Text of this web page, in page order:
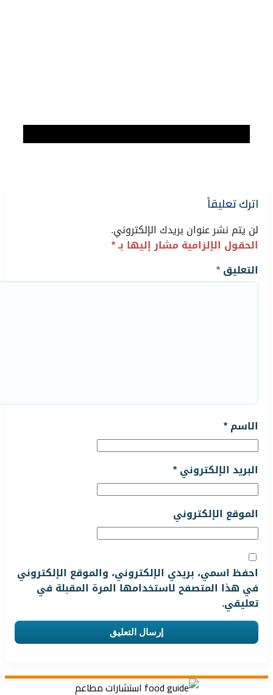
اترك تعليقاً
لن يتم نشر عنوان بريدك الإلكتروني.
الحقول الإلزامية مشار إليها بـ*
التعليق*
الاسم*
البريد الإلكتروني*
الموقع الإلكتروني
احفظ اسمي، بريدي الإلكتروني، والموقع الإلكتروني
في هذا المتصفح لاستخدامها المرة المقبلة في
تعليقي.